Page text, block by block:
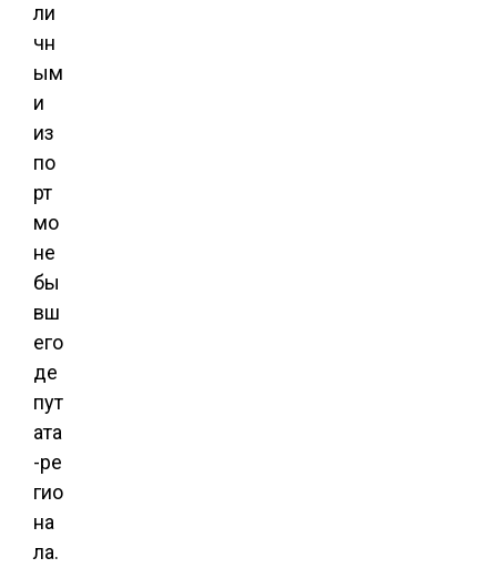
ли
чн
ым
и
из
по
рт
мо
не
бы
вш
его
де
пут
ата
-ре
гио
на
ла.